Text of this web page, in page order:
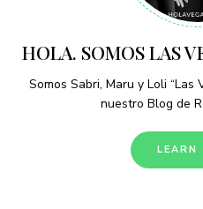
HOLA. SOMOS LAS
Somos Sabri, Maru y Loli “Las
nuestro Blog de
LEARN